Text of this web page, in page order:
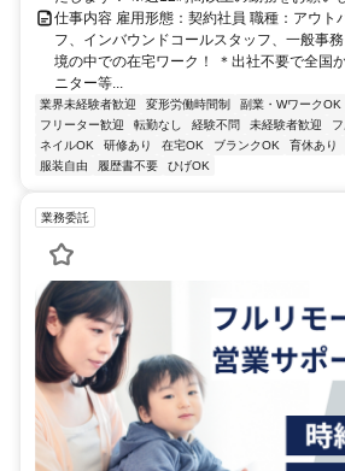
仕事内容 雇用形態：契約社員 職種：アウト
フ、インバウンドコールスタッフ、一般事
境の中での在宅ワーク！ ＊出社不要で全国
ニター等...
業界未経験者歓迎 変形労働時間制 副業・WワークOK
フリーター歓迎
転勤なし 経験不問 未経験者歓迎
ネイルOK
研修あり 在宅OK ブランクOK 育休あり
服装自由
履歴書不要 ひげOK
業務委託